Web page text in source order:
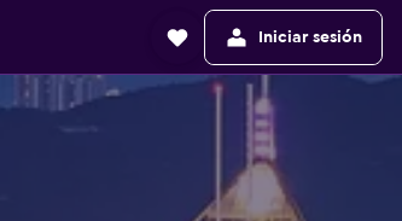
Iniciar sesión